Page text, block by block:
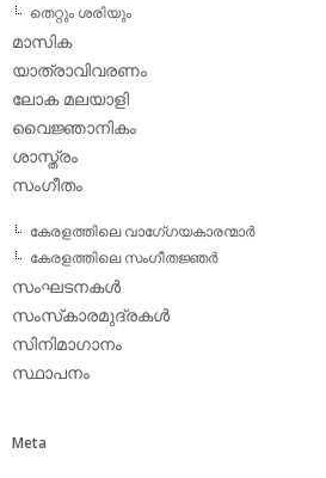
തെറ്റും ശരിയും
മാസിക
യാത്രാവിവരണം
ലോക മലയാളി
വൈജ്ഞാനികം
ശാസ്ത്രം
സംഗീതം
കേരളത്തിലെ വാഗേ്ഗയകാരന്മാര്‍
കേരളത്തിലെ സംഗീതജ്ഞര്‍
സംഘടനകള്‍
സംസ്‌കാരമുദ്രകള്‍
സിനിമാഗാനം
സ്ഥാപനം
Meta